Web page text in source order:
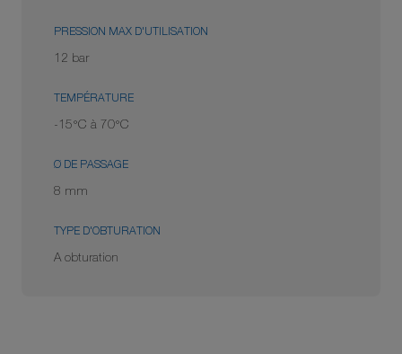
PRESSION MAX D'UTILISATION
12 bar
TEMPÉRATURE
-15°C à 70°C
Ø DE PASSAGE
8 mm
TYPE D'OBTURATION
A obturation